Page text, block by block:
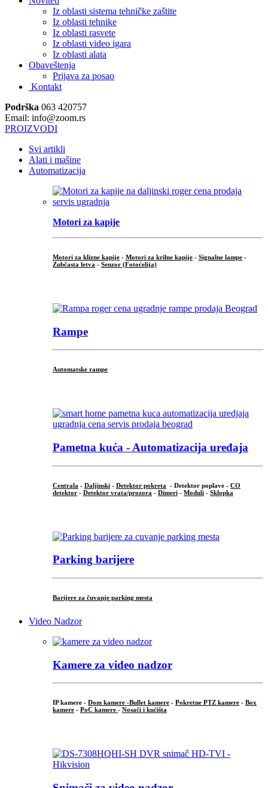
Iz oblasti sistema tehničke zaštite
Iz oblasti tehnike
Iz oblasti rasvete
Iz oblasti video igara
Iz oblasti alata
Obaveštenja
Prijava za posao
Kontakt
Podrška 063 420757
Email: info@zoom.rs
PROIZVODI
Svi artikli
Alati i mašine
Automatizacija
Motori za kapije
Motori za klizne kapije - Motori za krilne kapije - Signalne lampe -
Zubčasta letva - Senzor (Fotoćelija)
Rampe
Automatske rampe
Pametna kuća - Automatizacija uređaja
Centrala - Daljinski - Detektor pokreta - Detektor poplave - CO
detektor - Detektor vrata/prozora - Dimeri - Moduli - Sklopka
Parking barijere
Barijere za čuvanje parking mesta
Video Nadzor
Kamere za video nadzor
IP kamere - Dom kamere -Bullet kamere - Pokretne PTZ kamere - Box
kamere - PoC kamere - Nosači i kućišta